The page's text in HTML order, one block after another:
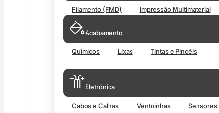
Filamento (FMD) Impressão Multimaterial
Acabamento
Químicos Lixas Tintas e Pincéis
Eletrónica
Cabos e Calhas Ventoinhas Sensores